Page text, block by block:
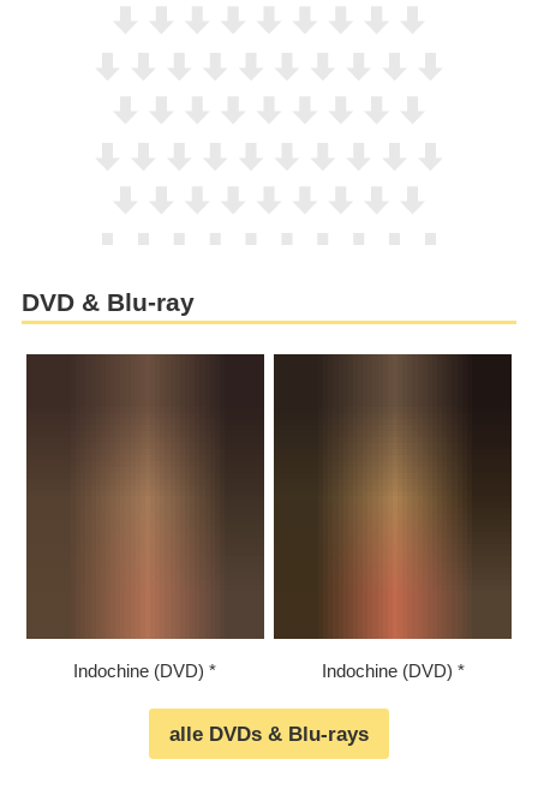
DVD & Blu-ray
Indochine (DVD) Indochine (DVD)
alle DVDs & Blu-rays